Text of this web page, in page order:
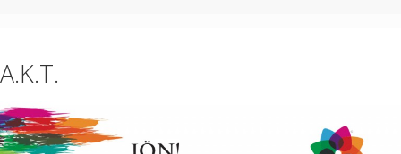
A.K.T.